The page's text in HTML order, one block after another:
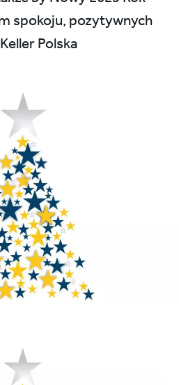
spokoju, pozytywnych
Polska